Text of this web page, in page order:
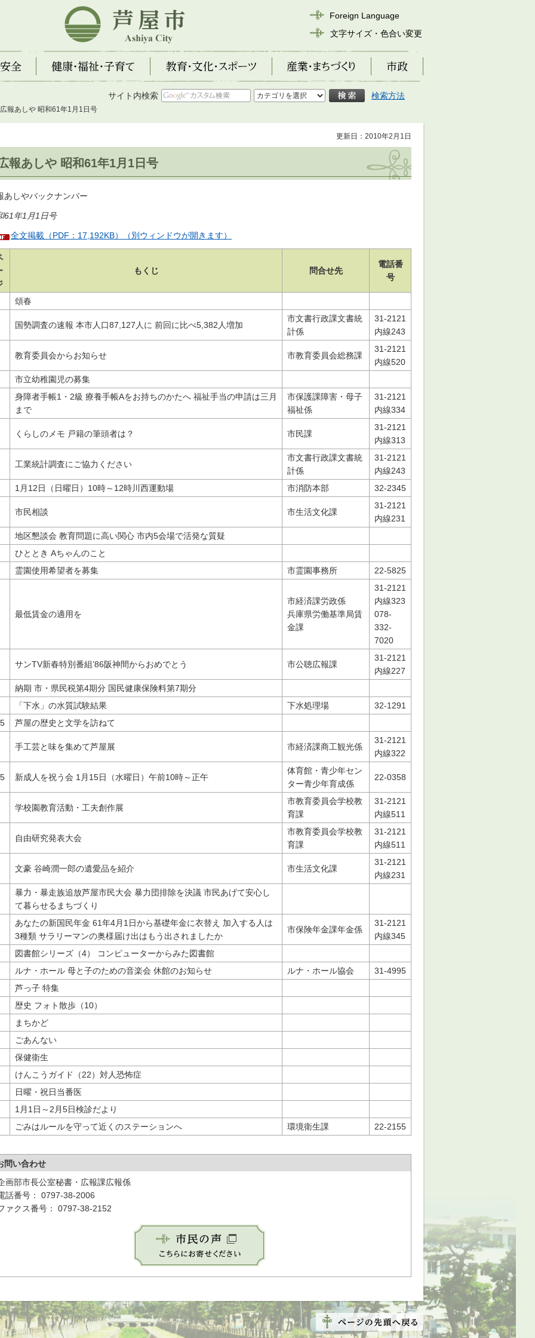
芦屋市
Foreign Language
文字サイズ・色合い変更
健康・福祉・子育て 教育・文化・スポーツ 産業・まちづくり 市政
サイト内検索 検索方法
報あしや 昭和61年1月1日号
更新日：2010年2月1日
報あしや 昭和61年1月1日号
あしやバックナンバー
61年1月1日号
全文掲載（PDF：17,192KB）（別ウィンドウが開きます）
もくじ 問合せ先
電話番
号
頌春
国勢調査の速報 本市人口87,127人に 前回に比べ5,382人増加
市文書行政課文書統
計係
31-2121
内線243
教育委員会からお知らせ 市教育委員会総務課
31-2121
内線520
市立幼稚園児の募集
身障者手帳1・2級 療養手帳Aをお持ちのかたへ 福祉手当の申請は三月
まで
市保護課障害・母子
福祉係
31-2121
内線334
くらしのメモ 戸籍の筆頭者は？ 市民課
31-2121
内線313
工業統計調査にご協力ください
市文書行政課文書統
計係
31-2121
内線243
1月12日（日曜日）10時～12時川西運動場 市消防本部 32-2345
市民相談 市生活文化課
31-2121
内線231
地区懇談会 教育問題に高い関心 市内5会場で活発な質疑
ひととき Aちゃんのこと
霊園使用希望者を募集 市霊園事務所 22-5825
最低賃金の適用を
市経済課労政係
兵庫県労働基準局賃
金課
31-2121
内線323
078-
332-
7020
サンTV新春特別番組’86阪神間からおめでとう 市公聴広報課
31-2121
内線227
納期 市・県民税第4期分 国民健康保険料第7期分
「下水」の水質試験結果 下水処理場
32-1291
芦屋の歴史と文学を訪ねて
手工芸と味を集めて芦屋展 市経済課商工観光係
31-2121
内線322
新成人を祝う会 1月15日（水曜日）午前10時～正午
体育館・青少年セン
ター青少年育成係
22-0358
学校園教育活動・工夫創作展
市教育委員会学校教
育課
31-2121
内線511
自由研究発表大会
市教育委員会学校教
育課
31-2121
内線511
文豪 谷崎潤一郎の遺愛品を紹介 市生活文化課
31-2121
内線231
暴力・暴走族追放芦屋市民大会 暴力団排除を決議 市民あげて安心し
て暮らせるまちづくり
あなたの新国民年金 61年4月1日から基礎年金に衣替え 加入する人は
3種類 サラリーマンの奥様届け出はもう出されましたか
市保険年金課年金係
31-2121
内線345
図書館シリーズ（4） コンピューターからみた図書館
ルナ・ホール 母と子のための音楽会 休館のお知らせ ルナ・ホール協会
31-4995
芦っ子 特集
歴史 フォト散歩（10）
まちかど
ごあんない
保健衛生
けんこうガイド（22）対人恐怖症
日曜・祝日当番医
1月1日～2月5日検診だより
ごみはルールを守って近くのステーションへ 環境衛生課 22-2155
問い合わせ
画部市長公室秘書・広報課広報係
話番号： 0797-38-2006
ァクス番号： 0797-38-2152